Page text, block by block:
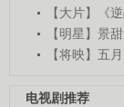
【大片】《
【明星】景
【将映】五
电视剧推荐